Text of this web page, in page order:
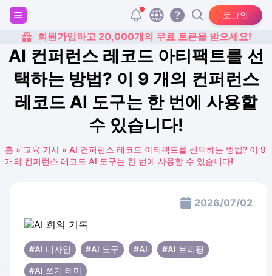
로그인
회원가입하고 20,000개의 무료 토큰을 받으세요!
AI 컨퍼런스 레코드 아티팩트를 선
택하는 방법? 이 9 개의 컨퍼런스
레코드 AI 도구는 한 번에 사용할
수 있습니다!
홈 » 교육 기사 » AI 컨퍼런스 레코드 아티팩트를 선택하는 방법? 이 9
개의 컨퍼런스 레코드 AI 도구는 한 번에 사용할 수 있습니다!
2026/07/02
#AI 디자인 #AI 도구 #AI #AI 브리핑
#AI 쓰기 테마